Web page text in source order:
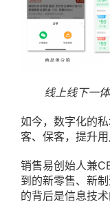
线上线下一
如今，数字化的
客、保客，提升用
销售易创始人兼
到的新零售、新
的背后是‍‍信息技